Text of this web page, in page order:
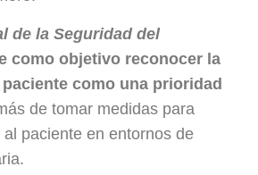
de la Seguridad del
como objetivo reconocer la
como una prioridad
de tomar medidas para
paciente en entornos de